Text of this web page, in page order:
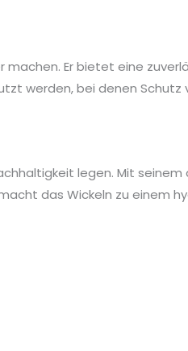
Er bietet eine
werden, bei denen Schutz
legen. Mit
das Wickeln zu einem